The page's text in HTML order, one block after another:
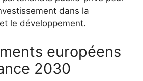
dans la
le développement.
européens
2030